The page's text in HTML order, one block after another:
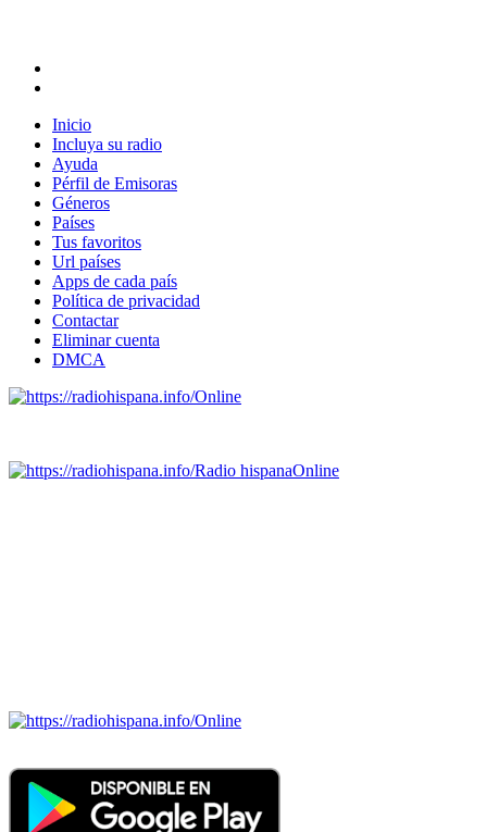
Inicio
Incluya su radio
Ayuda
Pérfil de Emisoras
Géneros
Países
Tus favoritos
Url países
Apps de cada país
Política de privacidad
Contactar
Eliminar cuenta
DMCA
Online
Radio hispanaOnline
Online